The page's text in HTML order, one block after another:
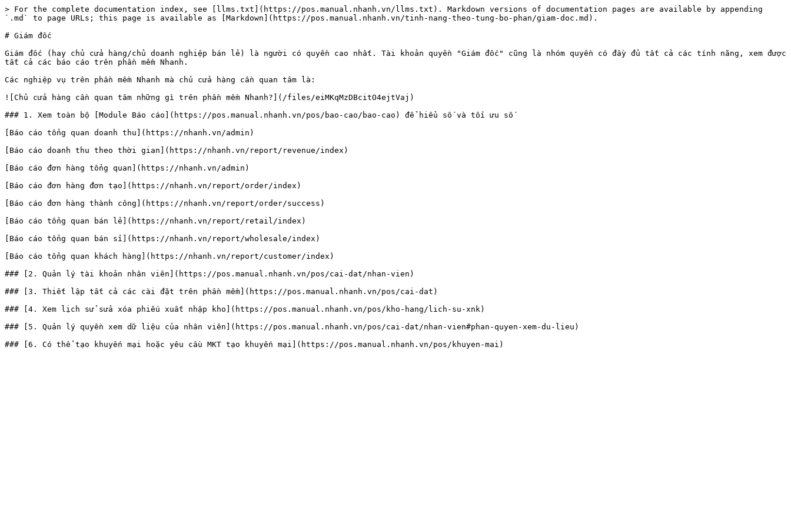
> For the complete documentation index, see [llms.txt](https://pos.manual.nhanh.vn/llms.txt). Markdown versions of documentation pages are available by appending
`.md` to page URLs; this page is available as [Markdown](https://pos.manual.nhanh.vn/tinh-nang-theo-tung-bo-phan/giam-doc.md).
# Giám đốc
Giám đốc (hay chủ cửa hàng/chủ doanh nghiệp bán lẻ) là người có quyền cao nhất. Tài khoản quyền "Giám đốc" cũng là nhóm quyền có đầy đủ tất cả các tính năng, xem được
tất cả các báo cáo trên phần mềm Nhanh.
Các nghiệp vụ trên phần mềm Nhanh mà chủ cửa hàng cần quan tâm là:
![Chủ cửa hàng cần quan tâm những gì trên phần mềm Nhanh?](/files/eiMKqMzDBcitO4ejtVaj)
### 1. Xem toàn bộ [Module Báo cáo](https://pos.manual.nhanh.vn/pos/bao-cao/bao-cao) để hiểu số và tối ưu số
[Báo cáo tổng quan doanh thu](https://nhanh.vn/admin)
[Báo cáo doanh thu theo thời gian](https://nhanh.vn/report/revenue/index)
[Báo cáo đơn hàng tổng quan](https://nhanh.vn/admin)
[Báo cáo đơn hàng đơn tạo](https://nhanh.vn/report/order/index)
[Báo cáo đơn hàng thành công](https://nhanh.vn/report/order/success)
[Báo cáo tổng quan bán lẻ](https://nhanh.vn/report/retail/index)
[Báo cáo tổng quan bán sỉ](https://nhanh.vn/report/wholesale/index)
[Báo cáo tổng quan khách hàng](https://nhanh.vn/report/customer/index)
### [2. Quản lý tài khoản nhân viên](https://pos.manual.nhanh.vn/pos/cai-dat/nhan-vien)
### [3. Thiết lập tất cả các cài đặt trên phần mềm](https://pos.manual.nhanh.vn/pos/cai-dat)
### [4. Xem lịch sử sửa xóa phiếu xuất nhập kho](https://pos.manual.nhanh.vn/pos/kho-hang/lich-su-xnk)
### [5. Quản lý quyền xem dữ liệu của nhân viên](https://pos.manual.nhanh.vn/pos/cai-dat/nhan-vien#phan-quyen-xem-du-lieu)